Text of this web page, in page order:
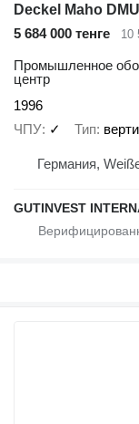
Deckel Maho
5 684 000 тенге
10
Промышленное
центр
1996
ЧПУ ✓ Тип
Германия,
GUTINVEST